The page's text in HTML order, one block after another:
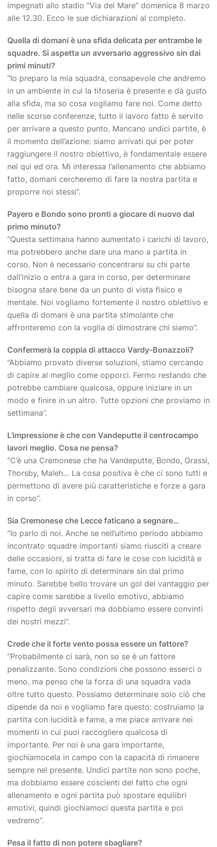
impegnati allo stadio “Via del Mare” domenica 8 marzo
alle 12.30. Ecco le sue dichiarazioni al completo.
Quella di domani è una sfida delicata per entrambe le
squadre. Si aspetta un avversario aggressivo sin dai
primi minuti?
“Io preparo la mia squadra, consapevole che andremo
in un ambiente in cui la tifoseria è presente e dà gusto
alla sfida, ma so cosa vogliamo fare noi. Come detto
nelle scorse conferenze, tutto il lavoro fatto è servito
per arrivare a questo punto. Mancano undici partite, è
il momento dell’azione: siamo arrivati qui per poter
raggiungere il nostro obiettivo, è fondamentale essere
nel qui ed ora. Mi interessa l’allenamento che abbiamo
fatto, domani cercheremo di fare la nostra partita e
proporre noi stessi”.
Payero e Bondo sono pronti a giocare di nuovo dal
primo minuto?
“Questa settimana hanno aumentato i carichi di lavoro,
ma potrebbero anche dare una mano a partita in
corso. Non è necessario concentrarsi su chi parte
dall’inizio o entra a gara in corso, per determinare
bisogna stare bene da un punto di vista fisico e
mentale. Noi vogliamo fortemente il nostro obiettivo e
quella di domani è una partita stimolante che
affronteremo con la voglia di dimostrare chi siamo”.
Confermerà la coppia di attacco Vardy-Bonazzoli?
“Abbiamo provato diverse soluzioni, stiamo cercando
di capire al meglio come opporci. Fermo restando che
potrebbe cambiare qualcosa, oppure iniziare in un
modo e finire in un altro. Tutte opzioni che proviamo in
settimana”.
L’impressione è che con Vandeputte il centrocampo
lavori meglio. Cosa ne pensa?
“C’è una Cremonese che ha Vandeputte, Bondo, Grassi,
Thorsby, Maleh… La cosa positiva è che ci sono tutti e
permettono di avere più caratteristiche e forze a gara
in corso”.
Sia Cremonese che Lecce faticano a segnare…
“Io parlo di noi. Anche se nell’ultimo periodo abbiamo
incontrato squadre importanti siamo riusciti a creare
delle occasioni, si tratta di fare le cose con lucidità e
fame, con lo spirito di determinare sin dal primo
minuto. Sarebbe bello trovare un gol del vantaggio per
capire come sarebbe a livello emotivo, abbiamo
rispetto degli avversari ma dobbiamo essere convinti
dei nostri mezzi”.
Crede che il forte vento possa essere un fattore?
“Probabilmente ci sarà, non so se è un fattore
penalizzante. Sono condizioni che possono esserci o
meno, ma penso che la forza di una squadra vada
oltre tutto questo. Possiamo determinare solo ciò che
dipende da noi e vogliamo fare questo: costruiamo la
partita con lucidità e fame, a me piace arrivare nei
momenti in cui puoi raccogliere qualcosa di
importante. Per noi è una gara importante,
giochiamocela in campo con la capacità di rimanere
sempre nel presente. Undici partite non sono poche,
ma dobbiamo essere coscienti del fatto che ogni
allenamento e ogni partita può spostare equilibri
emotivi, quindi giochiamoci questa partita e poi
vedremo”.
Pesa il fatto di non potere sbagliare?